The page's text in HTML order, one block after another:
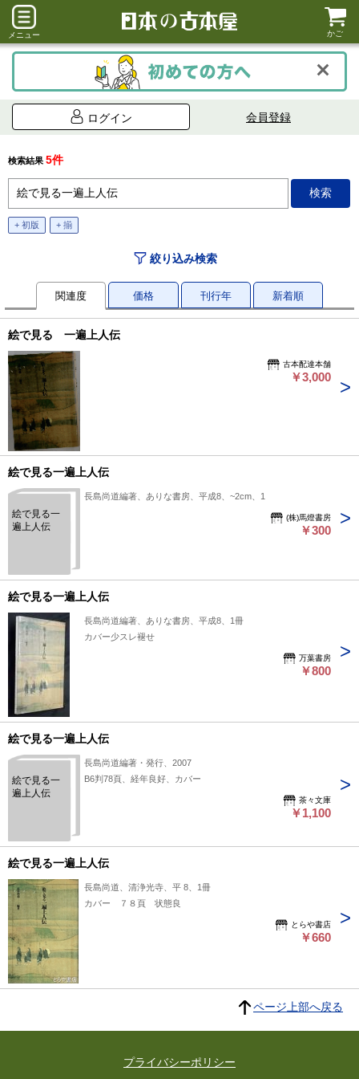
メニュー かご
ログイン 会員登録
検索結果 5件
+ 初版 + 揃
絞り込み検索
関連度 価格 刊行年 新着順
絵で見る 一遍上人伝
古本配達本舗
￥3,000
絵で見る一遍上人伝
絵で見る一
遍上人伝
長島尚道編著、ありな書房、平成8、~2cm、1
(株)馬燈書房
￥300
絵で見る一遍上人伝
長島尚道編著、ありな書房、平成8、1冊
カバー少スレ褪せ
万葉書房
￥800
絵で見る一遍上人伝
絵で見る一
遍上人伝
長島尚道編著・発行、2007
B6判78頁、経年良好、カバー
茶々文庫
￥1,100
絵で見る一遍上人伝
長島尚道、清浄光寺、平 8、1冊
カバー ７８頁 状態良
とらや書店
￥660
ページ上部へ戻る
プライバシーポリシー